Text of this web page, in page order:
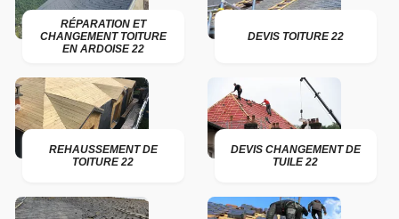
RÉPARATION ET
CHANGEMENT TOITURE
EN ARDOISE 22
DEVIS TOITURE 22
REHAUSSEMENT DE
TOITURE 22
DEVIS CHANGEMENT DE
TUILE 22